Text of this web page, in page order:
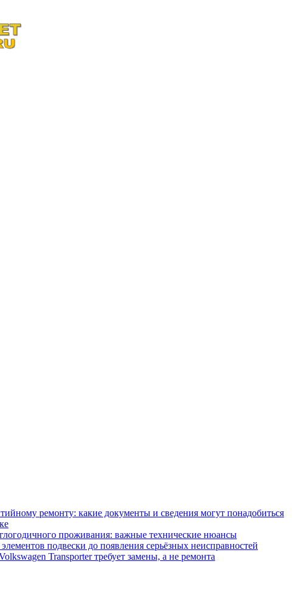
ремонту: какие документы и сведения могут понадобиться
проживания: важные технические нюансы
подвески до появления серьёзных неисправностей
Transporter требует замены, а не ремонта